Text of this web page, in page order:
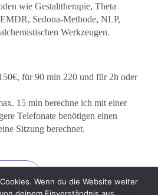
wie Gestalttherapie, Theta
Sedona-Methode, NLP,
Werkzeugen.
für 90 min 220 und für 2h oder
15 min berechne ich mit einer
Telefonate benötigen einen
Sitzung berechnet.
Wenn du die Website weiter